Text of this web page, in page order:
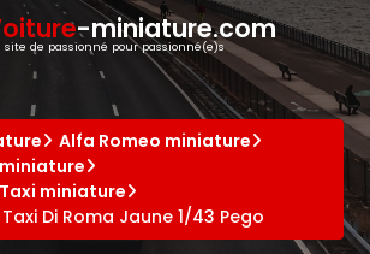
-miniature.com
site de passionné pour passionné(e)s
Alfa Romeo miniature
miniature
Di Roma Jaune 1/43 Pego